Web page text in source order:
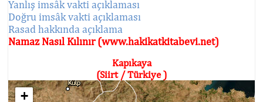
Yanlış imsâk vakti açıklaması
Doğru imsâk vakti açıklaması
Rasad hakkında açıklama
Namaz Nasıl Kılınır (www.hakikatkitabevi.net)
Kapıkaya
(Siirt / Türkiye )
+